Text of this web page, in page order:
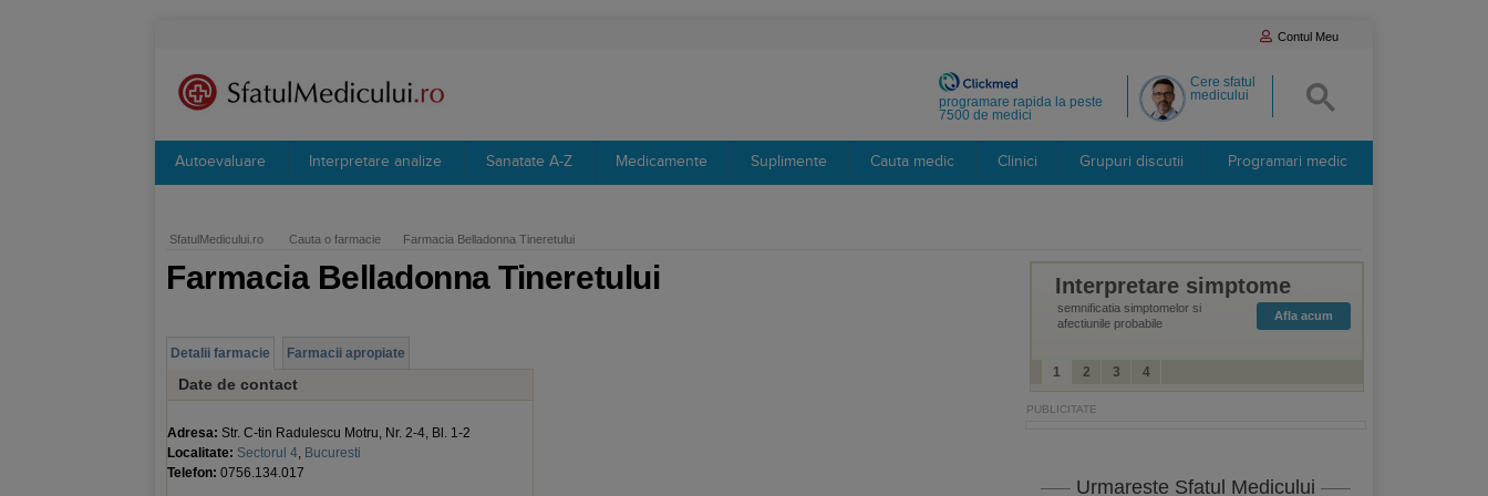
Contul Meu
Cere sfatul
medicului
programare rapida la peste
7500 de medici
Autoevaluare Interpretare analize Sanatate A-Z Medicamente Suplimente Cauta medic Clinici Grupuri discutii Programari medic
SfatulMedicului.ro Cauta o farmacie Farmacia Belladonna Tineretului
Farmacia Belladonna Tineretului
Detalii farmacie Farmacii apropiate
Date de contact
Adresa: Str. C-tin Radulescu Motru, Nr. 2-4, Bl. 1-2
Localitate: Sectorul 4, Bucuresti
Telefon: 0756.134.017
Interpretare simptome
semnificatia simptomelor si
afectiunile probabile
Afla acum
1 2 3 4
Urmareste Sfatul Medicului